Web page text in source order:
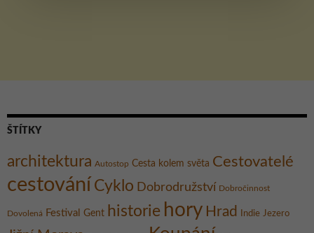
ŠTÍTKY
architektura Autostop Cesta kolem světa Cestovatelé
cestování Cyklo Dobrodružství Dobročinnost
Dovolená Festival Gent historie hory Hrad Indie Jezero